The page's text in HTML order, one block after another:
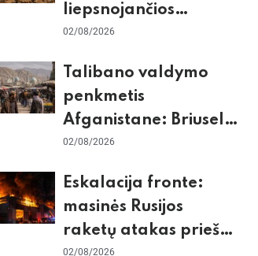
liepsnojančios
Europos iki
Antarktidos
paradokso
02/08/2026
Talibano valdymo
penkmetis
Afganistane: Briuselio
vizito užkulisiai, gilus
konfliktas su
Pakistanu
02/08/2026
Eskalacija fronte:
masinės Rusijos
raketų atakas prieš
02/08/2026